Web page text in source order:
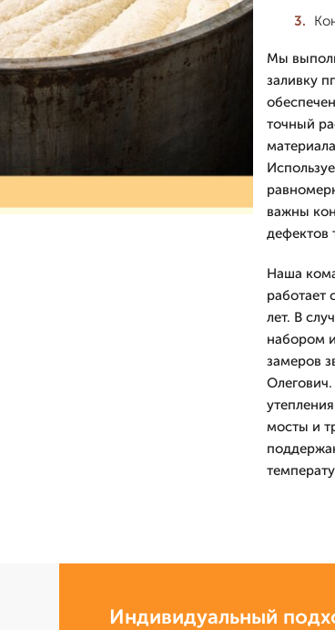
Мы
заливку
точный
важны
дефектов
Наша
работает
лет. В
набором
замеров
мосты и
Индивидуальный